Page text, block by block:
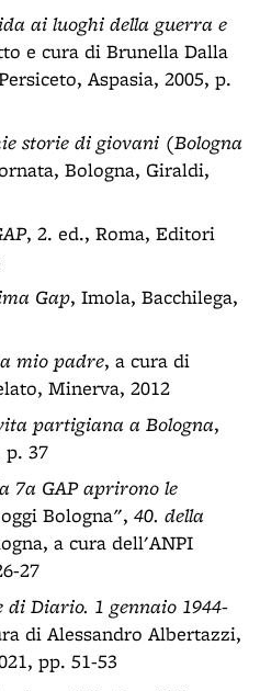
ai luoghi della guerra e
e cura di Brunella Dalla
Aspasia, 2005, p.
storie di giovani (Bologna
Bologna, Giraldi,
, 2. ed., Roma, Editori
Gap, Imola, Bacchilega,
mio padre, a cura di
Minerva, 2012
partigiana a Bologna,
p. 37
7a GAP aprirono le
Bologna", 40. della
a cura dell'ANPI
27
di Diario. 1 gennaio 1944-
di Alessandro Albertazzi,
pp. 51-53